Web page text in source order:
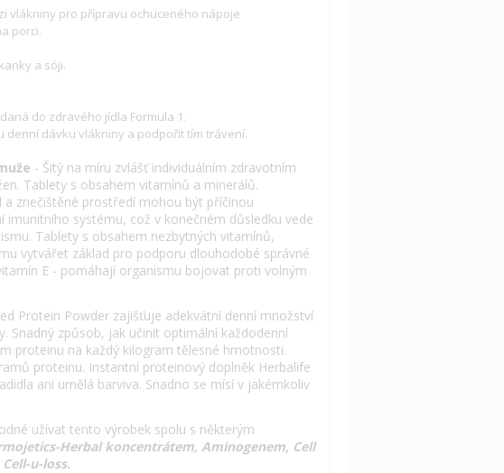
vlákniny pro přípravu ochuceného nápoje
porci.
a sóji.
do zdravého jídla Formula 1.
denní dávku vlákniny a podpořit tím trávení.
- Šitý na míru zvlášť individuálním zdravotním
Tablety s obsahem vitamínů a minerálů.
znečištěné prostředí mohou být příčinou
systému, což v konečném důsledku vede
Tablety s obsahem nezbytných vitamínů,
vytvářet základ pro podporu dlouhodobé správné
E - pomáhají organismu bojovat proti volným
Protein Powder zajišťuje adekvátní denní množství
Snadný způsob, jak učinit optimální každodenní
proteinu na každý kilogram tělesné hmotnosti.
proteinu. Instantní proteinový doplněk Herbalife
ani umělá barviva. Snadno se mísí v jakémkoliv
užívat tento výrobek spolu s některým
Herbal koncentrátem, Aminogenem, Cell
u-loss.